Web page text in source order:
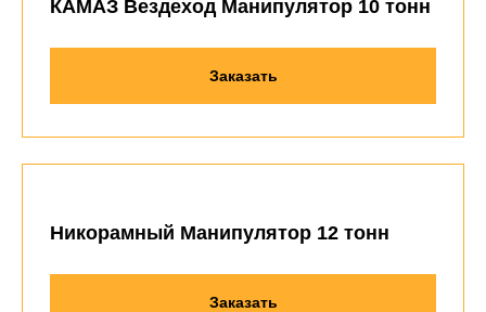
КАМАЗ Вездеход Манипулятор 10 тонн
Заказать
Никорамный Манипулятор 12 тонн
Заказать